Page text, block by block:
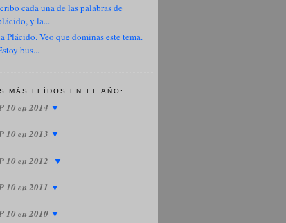
cada una de las palabras de
y la...
Plácido. Veo que dominas este tema.
bus...
MÁS LEÍDOS EN EL AÑO:
10 en 2014 ▼
10 en 2013 ▼
10 en 2012 ▼
10 en 2011 ▼
10 en 2010 ▼